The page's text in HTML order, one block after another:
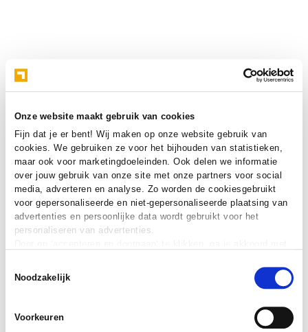
Onze website maakt gebruik van cookies
Fijn dat je er bent! Wij maken op onze website gebruik van
cookies. We gebruiken ze voor het bijhouden van statistieken,
maar ook voor marketingdoeleinden. Ook delen we informatie
over jouw gebruik van onze site met onze partners voor social
media, adverteren en analyse. Zo worden de cookiesgebruikt
voor gepersonaliseerde en niet-gepersonaliseerde plaatsing van
advertenties en persoonlijke data wordt gebruikt voor het
personaliseren van advertenties.
verklaring.
Noodzakelijk
Voorkeuren